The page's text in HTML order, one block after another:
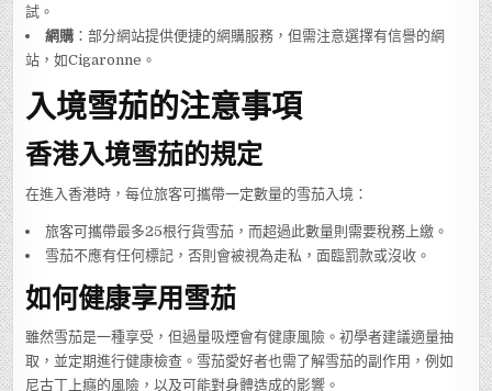
試。
網購 ：部分網站提供便捷的網購服務，但需注意選擇有信譽的網
站，如Cigaronne。
入境雪茄的注意事項
香港入境雪茄的規定
在進入香港時，每位旅客可攜帶一定數量的雪茄入境：
旅客可攜帶最多25根行貨雪茄，而超過此數量則需要稅務上繳。
雪茄不應有任何標記，否則會被視為走私，面臨罰款或沒收。
如何健康享用雪茄
雖然雪茄是一種享受，但過量吸煙會有健康風險。初學者建議適量抽
取，並定期進行健康檢查。雪茄愛好者也需了解雪茄的副作用，例如
尼古丁上癮的風險，以及可能對身體造成的影響。